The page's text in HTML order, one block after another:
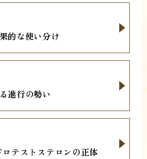
的な使い分け
進行の勢い
テストステロンの正体